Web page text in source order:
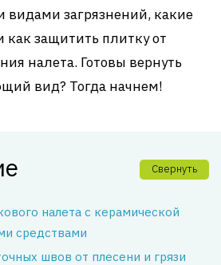
видами загрязнений, какие
как защитить плитку от
налета. Готовы вернуть
вид? Тогда начнем!
Свернуть
налета с керамической
средствами
швов от плесени и грязи